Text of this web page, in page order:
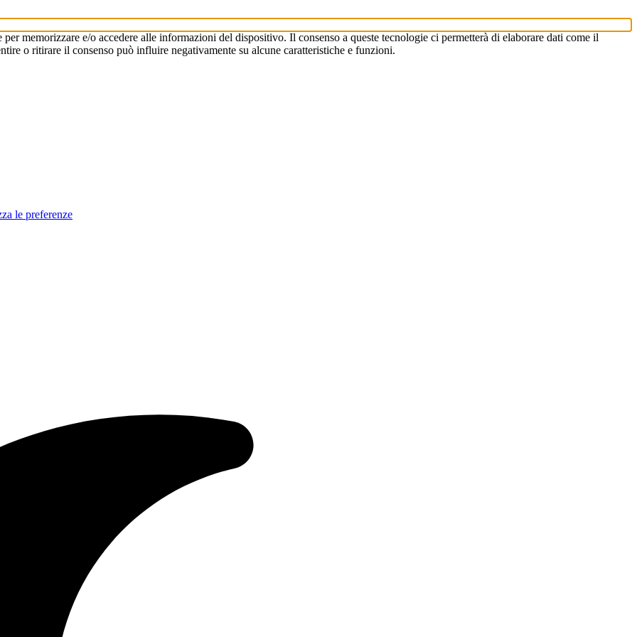
memorizzare e/o accedere alle informazioni del dispositivo. Il consenso a queste tecnologie ci permetterà di elaborare dati come il
o ritirare il consenso può influire negativamente su alcune caratteristiche e funzioni.
le preferenze